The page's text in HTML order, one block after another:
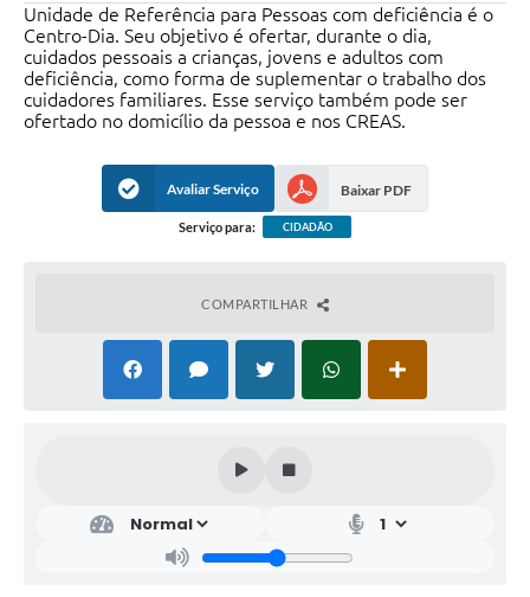
Unidade de Referência para Pessoas com deficiência é o
Centro-Dia. Seu objetivo é ofertar, durante o dia,
cuidados pessoais a crianças, jovens e adultos com
deficiência, como forma de suplementar o trabalho dos
cuidadores familiares. Esse serviço também pode ser
ofertado no domicílio da pessoa e nos CREAS.
Avaliar Serviço Baixar PDF
Serviço para: CIDADÃO
COMPARTILHAR